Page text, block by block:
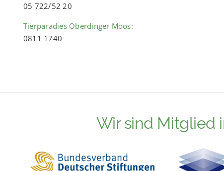
05 722/52 20
Tierparadies Oberdinger Moos:
0811 1740
Wir sind Mitglied